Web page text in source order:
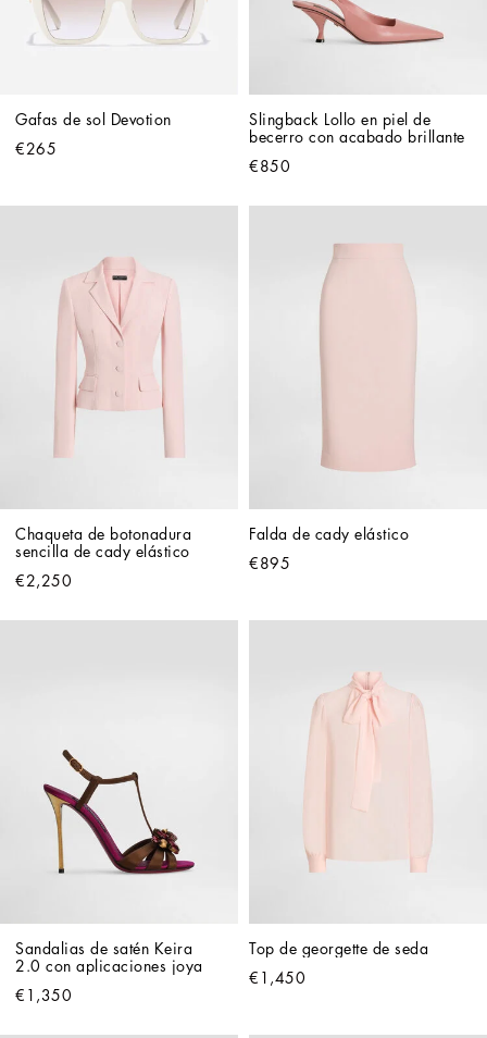
Gafas de sol Devotion
€265
Slingback Lollo en piel de
becerro con acabado brillante
€850
Chaqueta de botonadura
sencilla de cady elástico
€2,250
Falda de cady elástico
€895
Sandalias de satén Keira
2.0 con aplicaciones joya
€1,350
Top de georgette de seda
€1,450